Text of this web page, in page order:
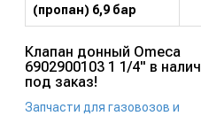
(пропан) 6,9 бар
Клапан донный Omeca
6902900103 1 1/4" в
под заказ!
Запчасти для газовозов и